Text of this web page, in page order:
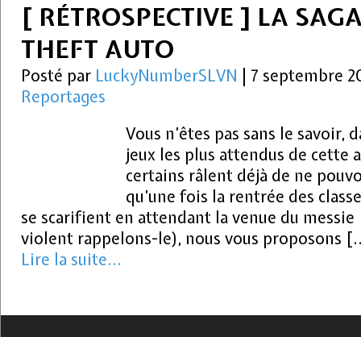
[ RÉTROSPECTIVE ] LA
THEFT AUTO
Posté par LuckyNumberSLVN
7 septembre
Reportages
Vous n’êtes pas sans le savoir,
jeux les plus attendus de cette
certains râlent déjà de ne
qu’une fois la rentrée des
se scarifient en attendant la venue du
violent rappelons-le), nous vous proposons
Lire la suite...